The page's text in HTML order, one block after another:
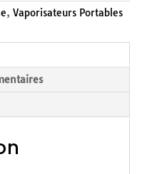
, Vaporisateurs Portables